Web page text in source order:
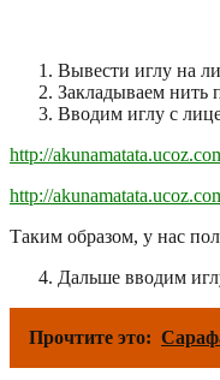
Вывести иглу на
Закладываем нить
Вводим иглу с
http://
http://
Таким образом, у нас
Дальше вводим
Прочтите это: